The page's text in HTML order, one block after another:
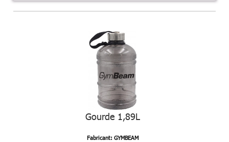
Gourde 1,89L
Fabricant: GYMBEAM